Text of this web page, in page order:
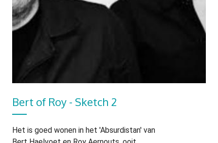
Bert of Roy - Sketch 2
Het is goed wonen in het 'Absurdistan' van